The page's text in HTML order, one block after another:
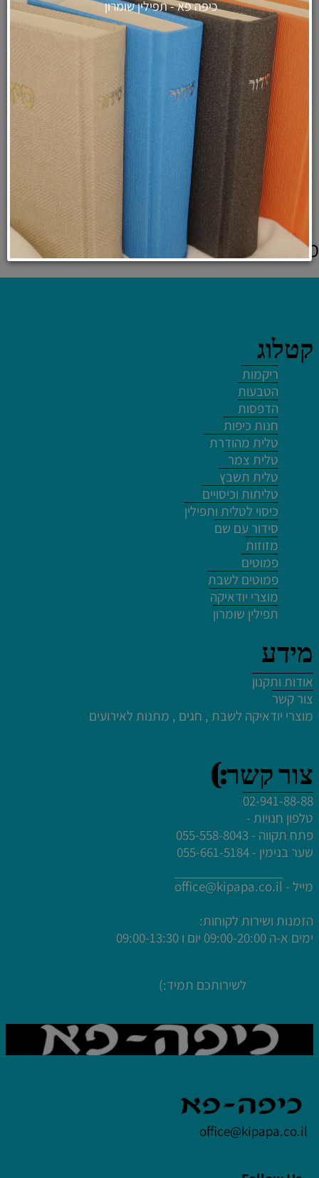
בית מזוזה בעיצוב מודרני מבטון
- דגם "בטון" מקושקש טורקיז
לרכישה ולפרטים נוספים
מוצרים אחרונים שנצפו
קטלוג
ריקמות
הטבעות
הדפסות
חנות כיפות
טלית מהודרת
טלית צמר
טלית תשבץ
טליתות וכיסויים
כיסוי לטלית ותפילין
סידור עם שם
מזוזות
פמוטים
פמוטים לשבת
מוצרי יודאיקה
תפילין שומרון
מידע
אודות ותקנון
צור קשר
מוצרי יודאיקה לשבת , חגים , מתנות לאירועים
צור קשר:)
02-941-88-88
טלפון חנויות -
פתח תקווה - 055-558-8043
שער בנימין - 055-661-5184
מייל - office@kipapa.co.il
הזמנות ושירות לקוחות:
ימים א-ה 09:00-20:00 יום ו 09:00-13:30
לשירותכם תמיד:)
office@kipapa.co.il
לחץ פעמיים לעריכת הטקסט
לחץ פעמיים לעריכת הטקסט
כיפה פא - תפילין שומרון
לחץ פעמיים לעריכת הטקסט
לחץ כאן
לחץ פעמיים לעריכת הטקסט
לחץ פעמיים לעריכת הטקסט
לחץ פעמיים לעריכת הטקסט